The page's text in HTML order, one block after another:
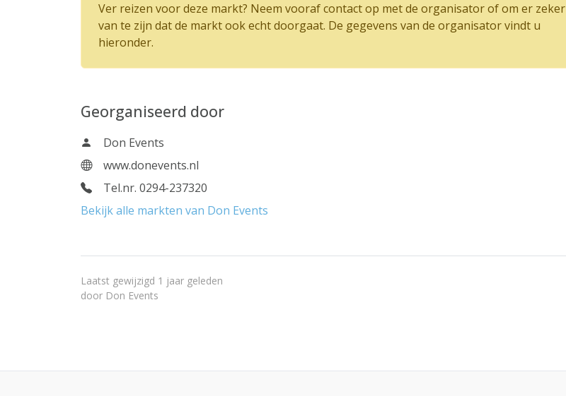
Ver reizen voor deze markt? Neem vooraf contact op met de organisator of om er zeker
van te zijn dat de markt ook echt doorgaat. De gegevens van de organisator vindt u
hieronder.
Georganiseerd door
Don Events
www.donevents.nl
Tel.nr. 0294-237320
Bekijk alle markten van Don Events
Laatst gewijzigd 1 jaar geleden
door Don Events